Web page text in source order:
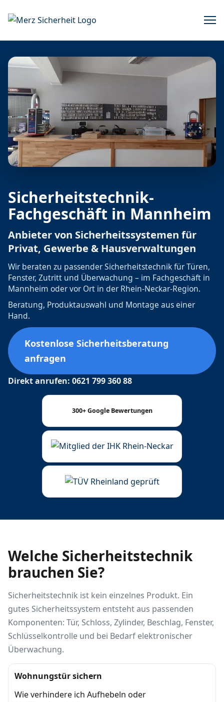
Sicherheitstechnik-
Fachgeschäft in Mannheim
Anbieter von Sicherheitssystemen für
Privat, Gewerbe & Hausverwaltungen
Wir beraten zu passender Sicherheitstechnik für Türen,
Fenster, Zutritt und Überwachung – im Fachgeschäft in
Mannheim oder vor Ort in der Rhein-Neckar-Region.
Beratung, Produktauswahl und Montage aus einer
Hand.
Kostenlose Sicherheitsberatung
anfragen
Direkt anrufen: 0621 799 360 88
300+ Google Bewertungen
Welche Sicherheitstechnik
brauchen Sie?
Sicherheitstechnik ist kein einzelnes Produkt. Ein
gutes Sicherheitssystem entsteht aus passenden
Komponenten: Tür, Schloss, Zylinder, Beschlag, Fenster,
Schlüsselkontrolle und bei Bedarf elektronischer
Überwachung.
Wohnungstür sichern
Wie verhindere ich Aufhebeln oder